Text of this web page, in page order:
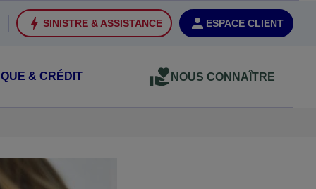
ESPACE CLIENT
SINISTRE & ASSISTANCE
& CRÉDIT NOUS CONNAÎTRE